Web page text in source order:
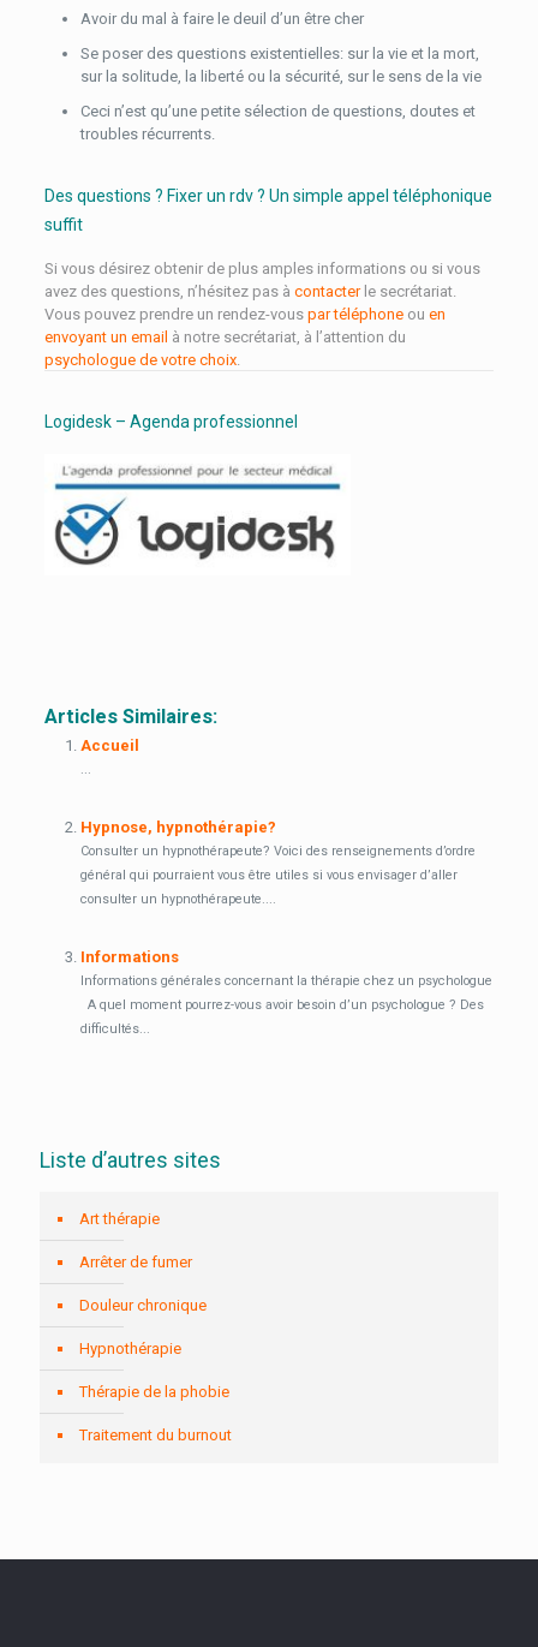
Avoir du mal à faire le deuil d’un être cher
Se poser des questions existentielles: sur la vie et la mort,
sur la solitude, la liberté ou la sécurité, sur le sens de la vie
Ceci n’est qu’une petite sélection de questions, doutes et
troubles récurrents.
Des questions ? Fixer un rdv ? Un simple appel téléphonique
suffit
Si vous désirez obtenir de plus amples informations ou si vous
avez des questions, n’hésitez pas à contacterle secrétariat.
Vous pouvez prendre un rendez-vous par téléphoneou en
envoyant un email à notre secrétariat, à l’attention du
psychologue de votre choix.
Logidesk – Agenda professionnel
Articles Similaires:
Accueil
...
Hypnose, hypnothérapie?
Consulter un hypnothérapeute? Voici des renseignements d’ordre
général qui pourraient vous être utiles si vous envisager d’aller
consulter un hypnothérapeute....
Informations
Informations générales concernant la thérapie chez un psychologue
A quel moment pourrez-vous avoir besoin d’un psychologue ? Des
difficultés...
Liste d’autres sites
Art thérapie
Arrêter de fumer
Douleur chronique
Hypnothérapie
Thérapie de la phobie
Traitement du burnout